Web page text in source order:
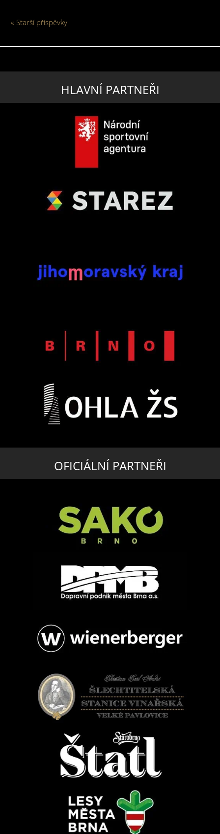
« Starší příspěvky
HLAVNÍ PARTNEŘI
OFICIÁLNÍ PARTNEŘI